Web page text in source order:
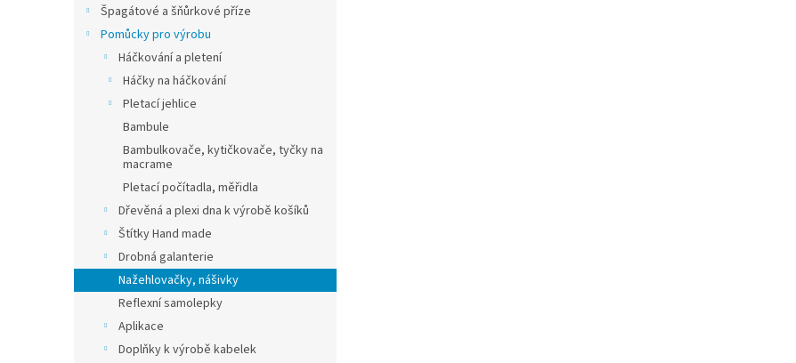
Špagátové a šňůrkové příze
Pomůcky pro výrobu
Háčkování a pletení
Háčky na háčkování
Pletací jehlice
Bambule
Bambulkovače, kytičkovače, tyčky na
macrame
Pletací počítadla, měřidla
Dřevěná a plexi dna k výrobě košíků
Štítky Hand made
Drobná galanterie
Nažehlovačky, nášivky
Reflexní samolepky
Aplikace
Doplňky k výrobě kabelek